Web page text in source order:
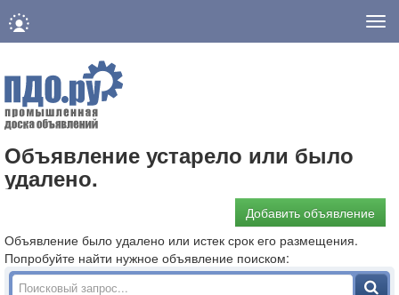
Объявление устарело или было
удалено.
Добавить объявление
Объявление было удалено или истек срок его размещения.
Попробуйте найти нужное объявление поиском: